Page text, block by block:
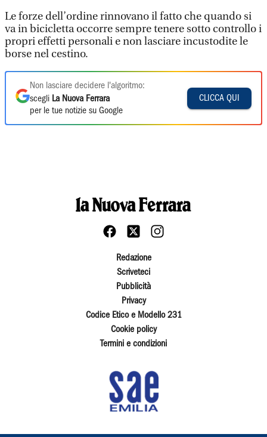
Le forze dell’ordine rinnovano il fatto che quando si
va in bicicletta occorre sempre tenere sotto controllo i
propri effetti personali e non lasciare incustodite le
borse nel cestino.
Non lasciare decidere l'algoritmo:
scegli La Nuova Ferrara
per le tue notizie su Google
CLICCA QUI
Redazione
Scriveteci
Pubblicità
Privacy
Codice Etico e Modello 231
Cookie policy
Termini e condizioni